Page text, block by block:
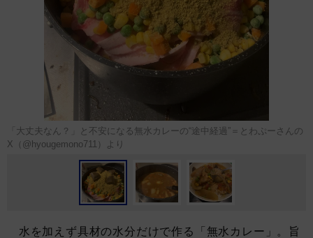
「大丈夫なん？」と不安になる無水カレーの“途中経過”＝とわぷーさんの
X（@hyougemono711）より
水を加えず具材の水分だけで作る「無水カレー」。旨